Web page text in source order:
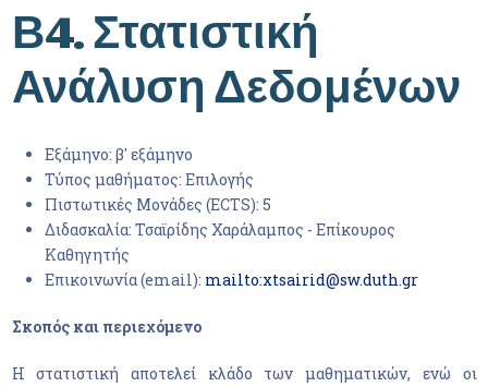
Β4. Στατιστική
Ανάλυση Δεδομένων
Εξάμηνο: β' εξάμηνο
Τύπος μαθήματος: Επιλογής
Πιστωτικές Μονάδες (ECTS): 5
Διδασκαλία: Τσαϊρίδης Χαράλαμπος - Επίκουρος
Καθηγητής
Επικοινωνία (email): mailto:xtsairid@sw.duth.gr
Σκοπός και περιεχόμενο
Η στατιστική αποτελεί κλάδο των μαθηματικών, ενώ οι